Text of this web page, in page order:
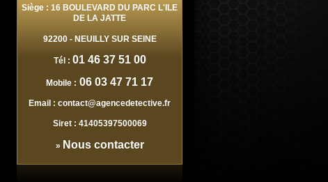
Siège : 16 BOULEVARD DU PARC L'ILE
DE LA JATTE
92200- NEUILLY SUR SEINE
Tél : 01 46 37 51 00
Mobile : 06 03 47 71 17
Email : contact@agencedetective.fr
Siret : 41405397500069
» Nous contacter